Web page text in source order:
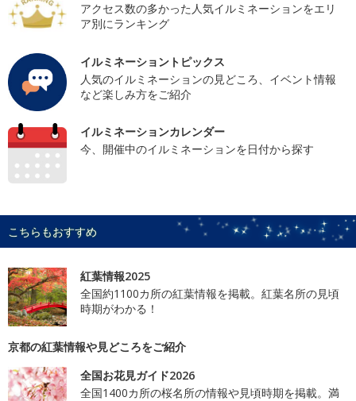
アクセス数の多かった人気イルミネーションをエリ
ア別にランキング
イルミネーショントピックス
人気のイルミネーションの見どころ、イベント情報
など楽しみ方をご紹介
イルミネーションカレンダー
今、開催中のイルミネーションを日付から探す
こちらもおすすめ
紅葉情報2025
全国約1100カ所の紅葉情報を掲載。紅葉名所の見頃
時期がわかる！
京都の紅葉情報や見どころをご紹介
全国お花見ガイド2026
全国1400カ所の桜名所の情報や見頃時期を掲載。満